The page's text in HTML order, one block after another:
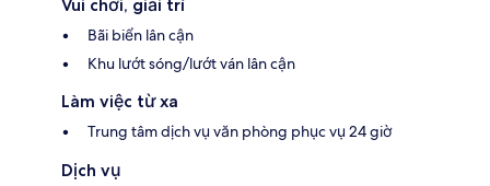
Vui chơi, giải trí
Bãi biển lân cận
Khu lướt sóng/lướt ván lân cận
Làm việc từ xa
Trung tâm dịch vụ văn phòng phục vụ 24 giờ
Dịch vụ